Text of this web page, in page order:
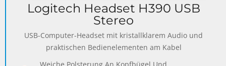
Logitech Headset H390 USB
Stereo
USB-Computer-Headset mit kristallklarem Audio und
praktischen Bedienelementen am Kabel